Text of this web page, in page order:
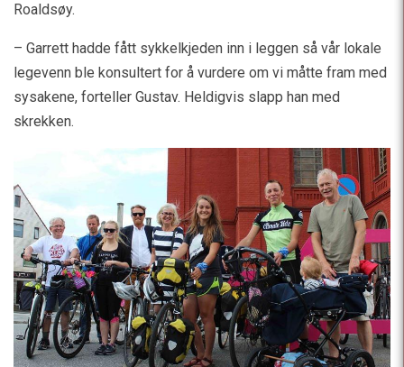
Roaldsøy.
– Garrett hadde fått sykkelkjeden inn i leggen så vår lokale
legevenn ble konsultert for å vurdere om vi måtte fram med
sysakene, forteller Gustav. Heldigvis slapp han med
skrekken.